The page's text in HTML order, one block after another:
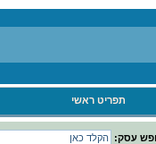
תפריט ראשי
עסק: